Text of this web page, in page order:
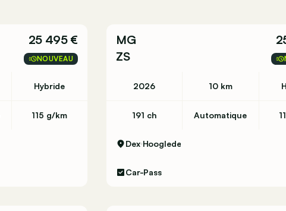
25 495 €
NOUVEAU
Hybride
115 g/km
MG
ZS
2026 10 km
191 ch Automatique
Dex Hooglede
Car-Pass